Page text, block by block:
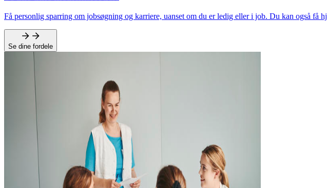
Få personlig sparring om jobsøgning og karriere, uanset om du er ledig eller i job. Du kan også
Se dine fordele